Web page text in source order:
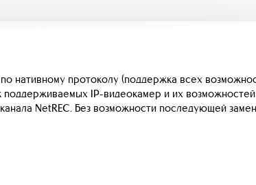
нативному протоколу (поддержка всех
поддерживаемых IP-видеокамер и их
NetREC. Без возможности последующей